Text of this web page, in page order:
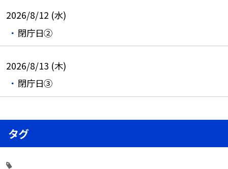
2026/8/12 (水)
閉庁日②
2026/8/13 (木)
閉庁日③
タグ